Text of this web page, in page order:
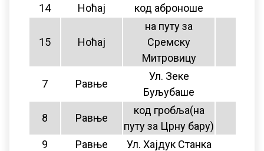
14
Ноћај код аброноше
15 Ноћај
на путу за
Сремску
Митровицу
7 Равње
Ул. Зеке
Буљубаше
8 Равње
код гробља(на
путу за Црну бару)
9 Равње Ул. Хајдук Станка